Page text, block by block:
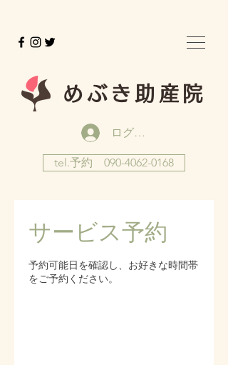
めぶき助産院
ログイン
tel.予約 090-4062-0168
サービス予約
予約可能日を確認し、お好きな時間帯
をご予約ください。